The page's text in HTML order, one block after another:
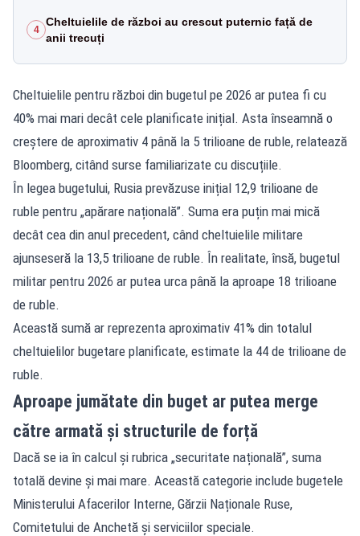
4
Cheltuielile de război au crescut puternic față de
anii trecuți
Cheltuielile pentru război din bugetul pe 2026 ar putea fi cu
40% mai mari decât cele planificate inițial. Asta înseamnă o
creștere de aproximativ 4 până la 5 trilioane de ruble, relatează
Bloomberg, citând surse familiarizate cu discuțiile.
În legea bugetului, Rusia prevăzuse inițial 12,9 trilioane de
ruble pentru „apărare națională”. Suma era puțin mai mică
decât cea din anul precedent, când cheltuielile militare
ajunseseră la 13,5 trilioane de ruble. În realitate, însă, bugetul
militar pentru 2026 ar putea urca până la aproape 18 trilioane
de ruble.
Această sumă ar reprezenta aproximativ 41% din totalul
cheltuielilor bugetare planificate, estimate la 44 de trilioane de
ruble.
Aproape jumătate din buget ar putea merge
către armată și structurile de forță
Dacă se ia în calcul și rubrica „securitate națională”, suma
totală devine și mai mare. Această categorie include bugetele
Ministerului Afacerilor Interne, Gărzii Naționale Ruse,
Comitetului de Anchetă și serviciilor speciale.